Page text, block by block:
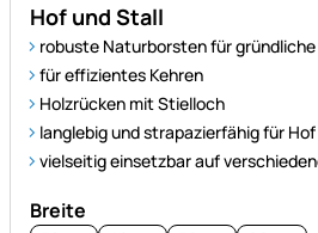
Hof und Stall
robuste Naturborsten für gründliche
für effizientes Kehren
Holzrücken mit Stielloch
langlebig und strapazierfähig für
vielseitig einsetzbar auf
Breite